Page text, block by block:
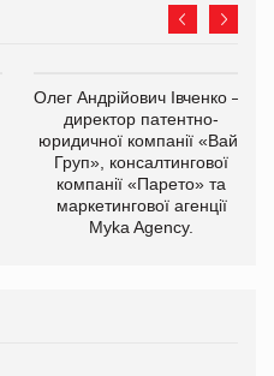
Олег Андрійович Івченко —
директор патентно-
юридичної компанії «Вайз
Груп», консалтингової
компанії «Парето» та
маркетингової агенції
Myka Agency.